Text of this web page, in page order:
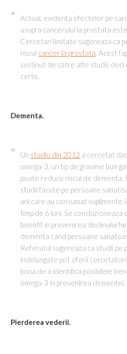
Actual, evidenta efectelor pe
asupra cancerului la prostata
Cercetari limitate sugereaza ca
riscul cancer la prostata. Acest
sustinut de catre alte studii, deci
certe.
Dementa.
Un studiu din 2012 a cercetat
omega-3, un tip de grasime bun
poate reduce riscul de dementa.
studii facute pe persoane
ani care au consumat suplimente
timp de 6 luni. Se concluzioneaza
benefit in prevenirea declinului
dementa cand persoane
Referatul sugereaza ca studii pe
indelungate pot oferii
buna de a identifica posibilele
omega-3 in prevenirea dementei.
Pierderea vederii.